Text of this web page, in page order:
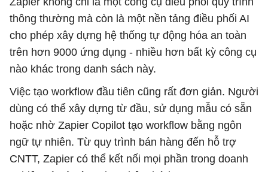
thông thường mà còn là một nền tảng điều phối AI
cho phép xây dựng hệ thống tự động hóa an toàn
trên hơn 9000 ứng dụng - nhiều hơn bất kỳ công cụ
nào khác trong danh sách này.
Việc tạo workflow đầu tiên cũng rất đơn giản. Người
dùng có thể xây dựng từ đầu, sử dụng mẫu có sẵn
hoặc nhờ Zapier Copilot tạo workflow bằng ngôn
ngữ tự nhiên. Từ quy trình bán hàng đến hỗ trợ
CNTT, Zapier có thể kết nối mọi phần trong doanh